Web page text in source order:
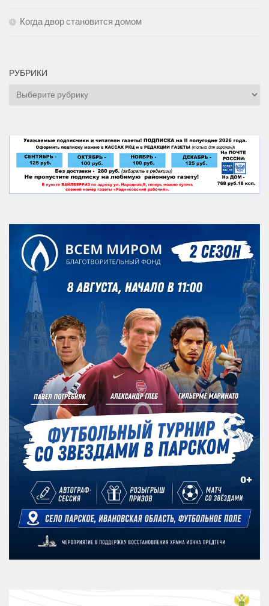
Когда двор становится домом
РУБРИКИ
Рубрики